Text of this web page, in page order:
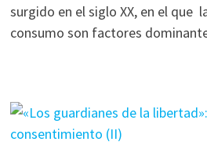
surgido en el siglo XX, en el que
consumo son factores